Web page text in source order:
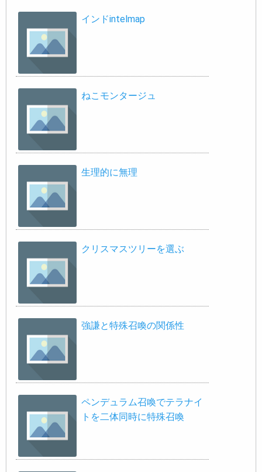
インドintelmap
ねこモンタージュ
生理的に無理
クリスマスツリーを選ぶ
強謙と特殊召喚の関係性
ペンデュラム召喚でテラナイ
トを二体同時に特殊召喚